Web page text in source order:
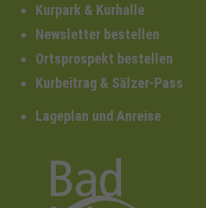
Kurpark & Kurhalle
Newsletter bestellen
Ortsprospekt bestellen
Kurbeitrag & Sälzer-Pass
Lageplan und Anreise